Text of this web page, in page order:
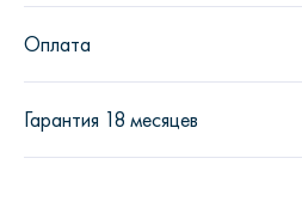
Оплата
Гарантия 18 месяцев